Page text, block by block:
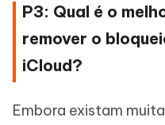
P3: Qual é o
remover o
iCloud?
Embora existam